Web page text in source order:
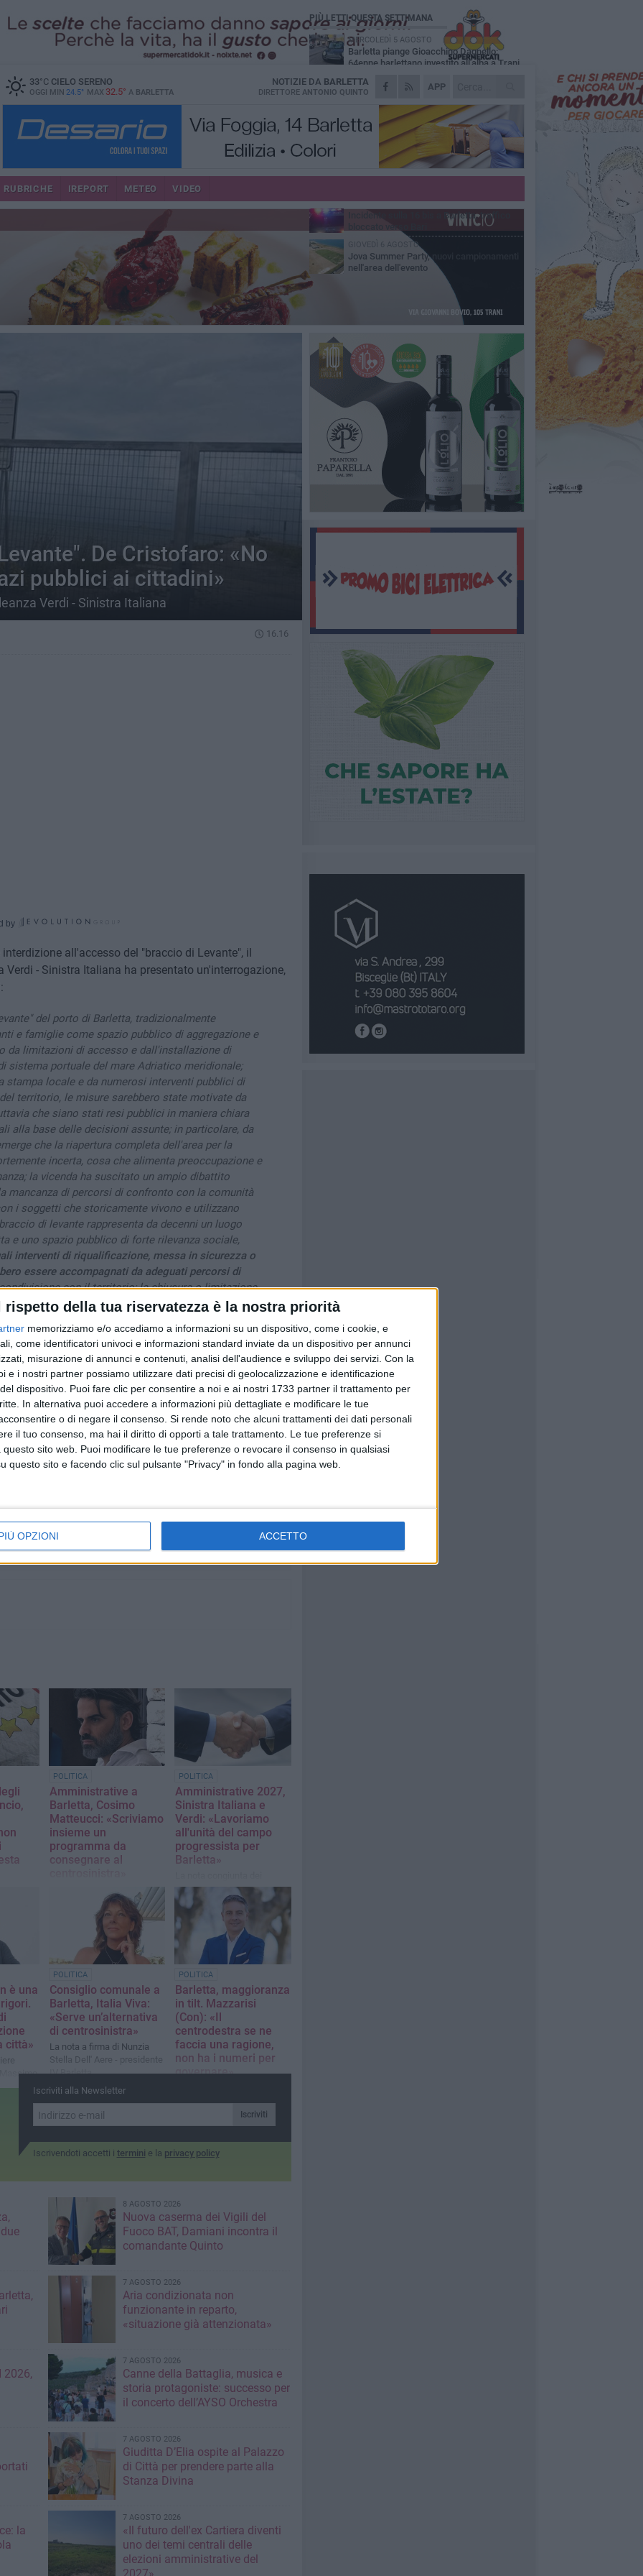
rispetto della tua riservatezza è la nostra priorità
memorizziamo e/o accediamo a informazioni su un dispositivo, come i cookie, e
come identificatori univoci e informazioni standard inviate da un dispositivo per annunci
misurazione di annunci e contenuti, analisi dell'audience e sviluppo dei servizi. Con la
e i nostri partner possiamo utilizzare dati precisi di geolocalizzazione e identificazione
dispositivo. Puoi fare clic per consentire a noi e ai nostri 1733 partner il trattamento per
In alternativa puoi accedere a informazioni più dettagliate e modificare le tue
o di negare il consenso. Si rende noto che alcuni trattamenti dei dati personali
il tuo consenso, ma hai il diritto di opporti a tale trattamento. Le tue preferenze si
sito web. Puoi modificare le tue preferenze o revocare il consenso in qualsiasi
questo sito e facendo clic sul pulsante "Privacy" in fondo alla pagina web.
OPZIONI ACCETTO
33°CCIELO SERENO
OGGI MIN 24.5° MAX 32.5° A BARLETTA
APP
NOTIZIE DA BARLETTA
DIRETTORE ANTONIO QUINTO
RUBRICHE IREPORT METEO VIDEO
De Cristofaro: «No
pubblici ai cittadini»
Verdi - Sinistra Italiana
16.16
by
all'accesso del "braccio di Levante", il
Verdi - Sinistra Italiana ha presentato un'interrogazione,
del porto di Barletta, tradizionalmente
e famiglie come spazio pubblico di aggregazione e
da limitazioni di accesso e dall'installazione di
sistema portuale del mare Adriatico meridionale;
stampa locale e da numerosi interventi pubblici di
territorio, le misure sarebbero state motivate da
che siano stati resi pubblici in maniera chiara
alla base delle decisioni assunte; in particolare, da
che la riapertura completa dell'area per la
incerta, cosa che alimenta preoccupazione e
la vicenda ha suscitato un ampio dibattito
mancanza di percorsi di confronto con la comunità
i soggetti che storicamente vivono e utilizzano
di levante rappresenta da decenni un luogo
e uno spazio pubblico di forte rilevanza sociale,
interventi di riqualificazione, messa in sicurezza o
essere accompagnati da adeguati percorsi di
con il territorio; la chiusura o limitazione
fruito dalla collettività rischia di
fatto di spazi pubblici
cittadinanza; appare inoltre necessario chiarire se
di incidere sulla piena fruibilità pubblica dell'area
privatistico, si chiede di sapere: quali siano le
che hanno determinato la chiusura e la
di levante del porto di Barletta; quale sia lo stato
previsti sull'area e quali siano i tempi stimati
pubblica del sito; se il Ministro in indirizzo sia a
proteste espresse dalla cittadinanza e dalle realtà
intenda assumere, per quanto di
interventi di rigenerazione e messa in sicurezza
partecipazione pubblica e piena tutela della
dell'area
POLITICA
Amministrative a
Barletta, Cosimo
Matteucci: «Scriviamo
insieme un
programma da
consegnare al
prossime elezioni comunali.
Dobbiamo partire dai
bisogni reali delle persone»
POLITICA
Amministrative 2027,
Sinistra Italiana e
Verdi: «Lavoriamo
all'unità del campo
progressista per
Barletta»
segretari cittadini
è una
città»
Massimo
POLITICA
Consiglio comunale a
Barletta, Italia Viva:
«Serve un’alternativa
di centrosinistra»
La nota a firma di Nunzia
Stella Dell' Aere - presidente
IV Barletta
POLITICA
Barletta, maggioranza
in tilt. Mazzarisi
(Con): «Il
centrodestra se ne
faccia una ragione,
non ha i numeri per
governare»
comunale
Iscriviti alla Newsletter
Iscriviti
Iscrivendoti accetti i termini e la privacy policy
8 AGOSTO 2026
Nuova caserma dei Vigili del
Fuoco BAT, Damiani incontra il
comandante Quinto
7 AGOSTO 2026
Aria condizionata non
funzionante in reparto,
«situazione già attenzionata»
2026,
7 AGOSTO 2026
Canne della Battaglia, musica e
storia protagoniste: successo per
il concerto dell’AYSO Orchestra
7 AGOSTO 2026
Giuditta D’Elia ospite al Palazzo
di Città per prendere parte alla
Stanza Divina
la
7 AGOSTO 2026
«Il futuro dell'ex Cartiera diventi
uno dei temi centrali delle
elezioni amministrative del
PIÙ LETTI QUESTA SETTIMANA
MERCOLEDÌ 5 AGOSTO
Barletta piange Gioacchino Dagnello:
64enne barlettano investito all'alba a Trani
GIOVEDÌ 6 AGOSTO
Il ricordo di "Cecco", il benzinaio col
sorriso: «Contava i giorni che lo
separavano dalla pensione»
MERCOLEDÌ 5 AGOSTO
Jova Summer Party, giovedì mattina
sopralluogo nell'area dell'evento
DOMENICA 2 AGOSTO
Beni confiscati alla mafia. Nasce il servizio
VENERDÌ 7 AGOSTO
Incidente sulla 16 bis a Barletta, traffico
GIOVEDÌ 6 AGOSTO
Jova Summer Party, nuovi campionamenti
nell'area dell'evento